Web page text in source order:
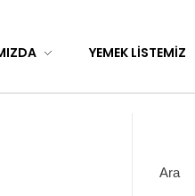
YEMEK LISTEMIZ
Ara